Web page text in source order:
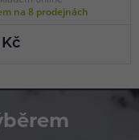
na 8 prodejnách